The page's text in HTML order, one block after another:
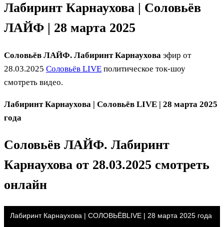
Лабиринт Карнаухова | Соловьёв
ЛАЙФ | 28 марта 2025
Соловьёв ЛАЙФ. Лабиринт Карнаухова эфир от
28.03.2025 Соловьёв LIVE политическое ток-шоу
смотреть видео.
Лабиринт Карнаухова | Соловьёв LIVE | 28 марта 2025
года
Соловьёв ЛАЙФ. Лабиринт
Карнаухова от 28.03.2025 смотреть
онлайн